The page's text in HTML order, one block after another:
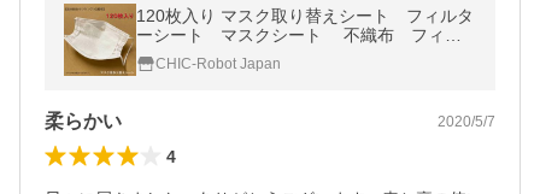
120枚入り マスク取り替えシート フィルタ
ーシート マスクシート 不織布 フィル
ター ウィルス対策 風邪 花粉
CHIC-Robot Japan
柔らかい 2020/5/7
4